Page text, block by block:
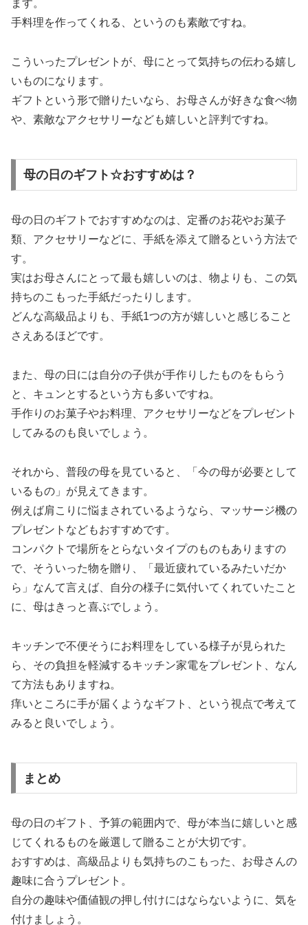
ます。
手料理を作ってくれる、というのも素敵ですね。
こういったプレゼントが、母にとって気持ちの伝わる嬉し
いものになります。
ギフトという形で贈りたいなら、お母さんが好きな食べ物
や、素敵なアクセサリーなども嬉しいと評判ですね。
母の日のギフト☆おすすめは？
母の日のギフトでおすすめなのは、定番のお花やお菓子
類、アクセサリーなどに、手紙を添えて贈るという方法で
す。
実はお母さんにとって最も嬉しいのは、物よりも、この気
持ちのこもった手紙だったりします。
どんな高級品よりも、手紙1つの方が嬉しいと感じること
さえあるほどです。
また、母の日には自分の子供が手作りしたものをもらう
と、キュンとするという方も多いですね。
手作りのお菓子やお料理、アクセサリーなどをプレゼント
してみるのも良いでしょう。
それから、普段の母を見ていると、「今の母が必要として
いるもの」が見えてきます。
例えば肩こりに悩まされているようなら、マッサージ機の
プレゼントなどもおすすめです。
コンパクトで場所をとらないタイプのものもありますの
で、そういった物を贈り、「最近疲れているみたいだか
ら」なんて言えば、自分の様子に気付いてくれていたこと
に、母はきっと喜ぶでしょう。
キッチンで不便そうにお料理をしている様子が見られた
ら、その負担を軽減するキッチン家電をプレゼント、なん
て方法もありますね。
痒いところに手が届くようなギフト、という視点で考えて
みると良いでしょう。
まとめ
母の日のギフト、予算の範囲内で、母が本当に嬉しいと感
じてくれるものを厳選して贈ることが大切です。
おすすめは、高級品よりも気持ちのこもった、お母さんの
趣味に合うプレゼント。
自分の趣味や価値観の押し付けにはならないように、気を
付けましょう。